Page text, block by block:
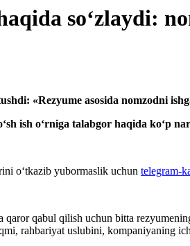
soʻzlaydi:
«Rezyume asosida nomzodni
ish oʻrniga talabgor haqida koʻp
oʻtkazib yubormaslik uchun telegram-
qaror qabul qilish uchun bitta
rahbariyat uslubini, kompaniyaning